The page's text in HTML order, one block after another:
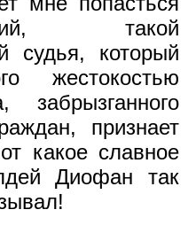
такой
судья, который
жестокостью
забрызганного
признает
какое славное
Диофан так